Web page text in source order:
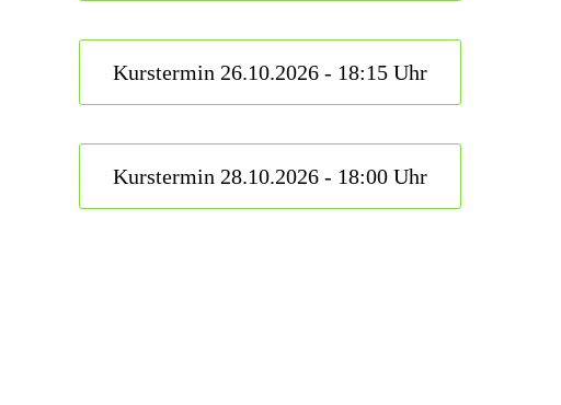
Kurstermin 26.10.2026 - 18:15 Uhr
Kurstermin 28.10.2026 - 18:00 Uhr